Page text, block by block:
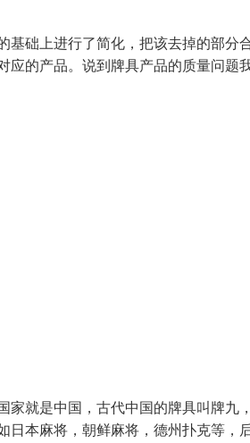
基础上进行了简化，把该去掉的部分
应的产品。说到牌具产品的质量问题
家就是中国，古代中国的牌具叫牌九
日本麻将，朝鲜麻将，德州扑克等，